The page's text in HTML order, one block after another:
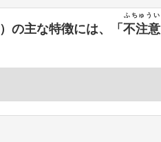
）の主な特徴には、「不注意
ふちゅうい